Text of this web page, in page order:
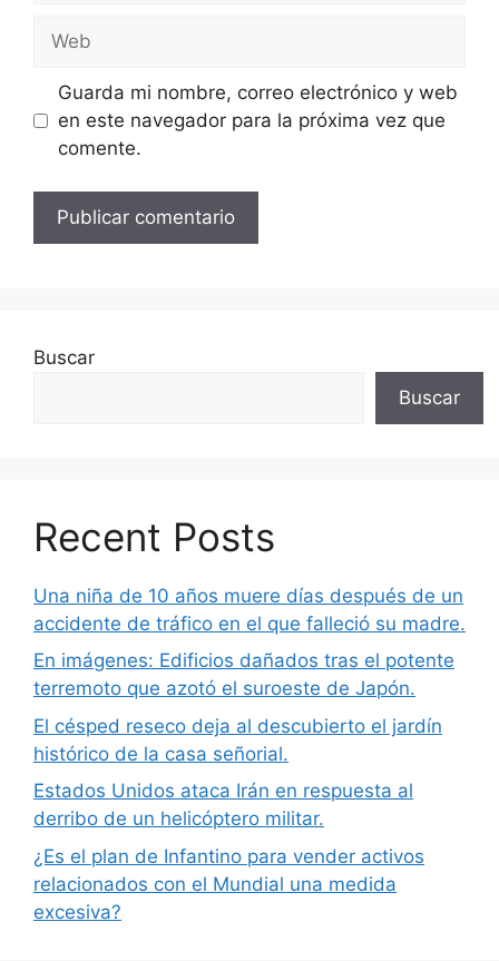
Web
Guarda mi nombre, correo electrónico y web
en este navegador para la próxima vez que
comente.
Buscar
Buscar
Recent Posts
Una niña de 10 años muere días después de un
accidente de tráfico en el que falleció su madre.
En imágenes: Edificios dañados tras el potente
terremoto que azotó el suroeste de Japón.
El césped reseco deja al descubierto el jardín
histórico de la casa señorial.
Estados Unidos ataca Irán en respuesta al
derribo de un helicóptero militar.
¿Es el plan de Infantino para vender activos
relacionados con el Mundial una medida
excesiva?